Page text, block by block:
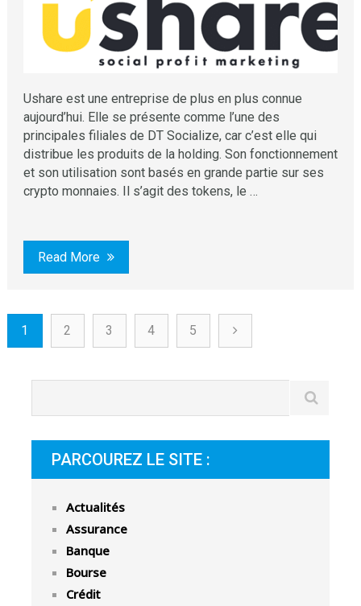
Ushare est une entreprise de plus en plus connue
aujourd’hui. Elle se présente comme l’une des
principales filiales de DT Socialize, car c’est elle qui
distribue les produits de la holding. Son fonctionnement
et son utilisation sont basés en grande partie sur ses
crypto monnaies. Il s’agit des tokens, le …
Read More
1 2 3 4 5
PARCOUREZ LE SITE :
Actualités
Assurance
Banque
Bourse
Crédit